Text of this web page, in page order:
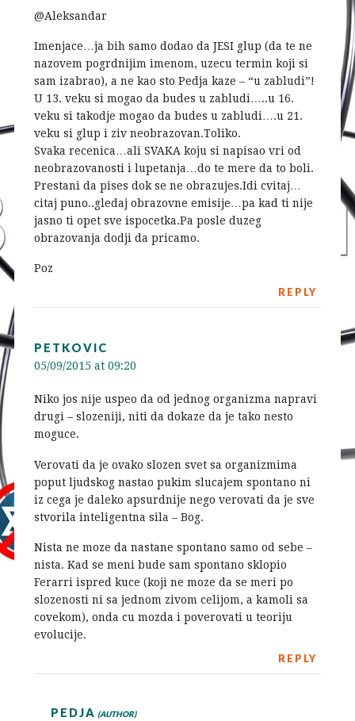
@Aleksandar
Imenjace…ja bih samo dodao da JESI glup (da te ne
nazovem pogrdnijim imenom, uzecu termin koji si
sam izabrao), a ne kao sto Pedja kaze – “u zabludi”!
U 13. veku si mogao da budes u zabludi…..u 16.
veku si takodje mogao da budes u zabludi….u 21.
veku si glup i ziv neobrazovan.Toliko.
Svaka recenica…ali SVAKA koju si napisao vri od
neobrazovanosti i lupetanja…do te mere da to boli.
Prestani da pises dok se ne obrazujes.Idi cvitaj…
citaj puno..gledaj obrazovne emisije…pa kad ti nije
jasno ti opet sve ispocetka.Pa posle duzeg
obrazovanja dodji da pricamo.
Poz
REPLY
PETKOVIC
05/09/2015 at 09:20
Niko jos nije uspeo da od jednog organizma napravi
drugi – slozeniji, niti da dokaze da je tako nesto
moguce.
Verovati da je ovako slozen svet sa organizmima
poput ljudskog nastao pukim slucajem spontano ni
iz cega je daleko apsurdnije nego verovati da je sve
stvorila inteligentna sila – Bog.
Nista ne moze da nastane spontano samo od sebe –
nista. Kad se meni bude sam spontano sklopio
Ferarri ispred kuce (koji ne moze da se meri po
slozenosti ni sa jednom zivom celijom, a kamoli sa
covekom), onda cu mozda i poverovati u teoriju
evolucije.
REPLY
PEDJA